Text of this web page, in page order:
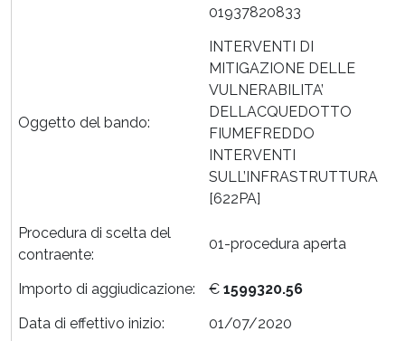
01937820833
Oggetto del bando:
INTERVENTI DI
MITIGAZIONE DELLE
VULNERABILITA’
DELLACQUEDOTTO
FIUMEFREDDO
INTERVENTI
SULL’INFRASTRUTTURA
[622PA]
Procedura di scelta del
contraente:
01-procedura aperta
Importo di aggiudicazione: € 1599320.56
Data di effettivo inizio:
01/07/2020